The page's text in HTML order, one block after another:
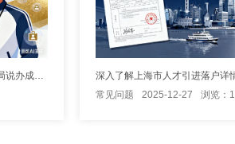
办理上海户口（人才引进），人事局说办成功后收5000,这是合理费用吗
常见问题
2025-12-27 浏览：1